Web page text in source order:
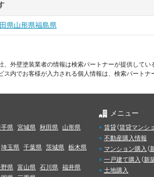
県山形県福島県
、外壁塗装業者の情報は検索パートナーが提供して
ス内でお客様が入力される個人情報は、検索パート
県 宮城県 秋田県
山形県
埼玉県 千葉県 茨城県 栃木県
県 富山県 石川県 福井県
メニュー
賃貸（賃貸マンシ
不動産購入情報
マンション購入 （
一戸建て購入 （新
土地購入